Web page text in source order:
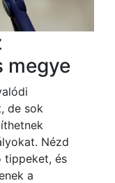
megye
de sok
Nézd
tippeket, és
a